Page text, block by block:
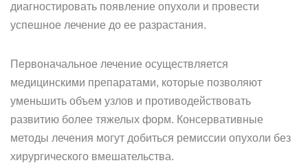
диагностировать появление опухоли и провести
успешное лечение до ее разрастания.
Первоначальное лечение осуществляется
медицинскими препаратами, которые позволяют
уменьшить объем узлов и противодействовать
развитию более тяжелых форм. Консервативные
методы лечения могут добиться ремиссии опухоли без
хирургического вмешательства.